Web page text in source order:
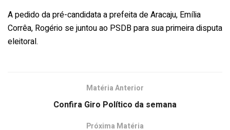
A pedido da pré-candidata a prefeita de Aracaju, Emília
Corrêa, Rogério se juntou ao PSDB para sua primeira disputa
eleitoral.
Matéria Anterior
Confira Giro Político da semana
Próxima Matéria